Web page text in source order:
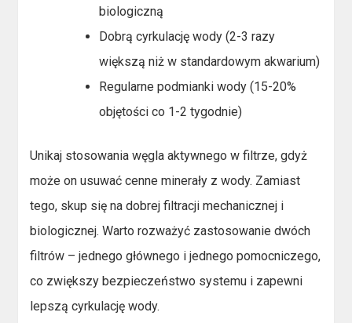
biologiczną
Dobrą cyrkulację wody (2-3 razy
większą niż w standardowym akwarium)
Regularne podmianki wody (15-20%
objętości co 1-2 tygodnie)
Unikaj stosowania węgla aktywnego w filtrze, gdyż
może on usuwać cenne minerały z wody. Zamiast
tego, skup się na dobrej filtracji mechanicznej i
biologicznej. Warto rozważyć zastosowanie dwóch
filtrów – jednego głównego i jednego pomocniczego,
co zwiększy bezpieczeństwo systemu i zapewni
lepszą cyrkulację wody.